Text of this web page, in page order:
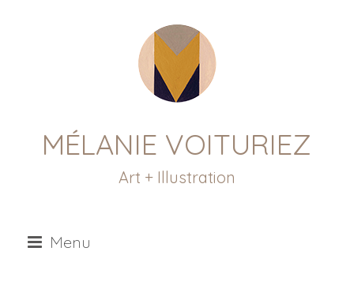
MÉLANIE VOITURIEZ
Art + Illustration
Menu